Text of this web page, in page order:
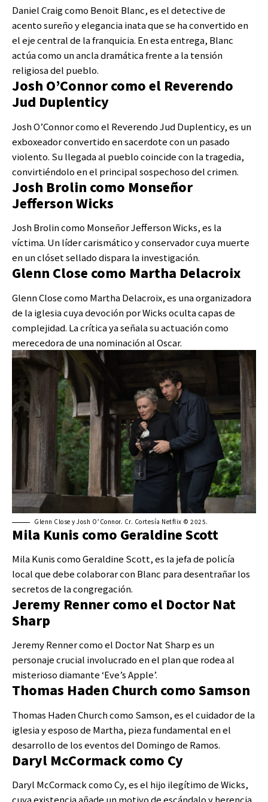
Daniel Craig como Benoit Blanc, es el detective de
acento sureño y elegancia inata que se ha convertido en
el eje central de la franquicia. En esta entrega, Blanc
actúa como un ancla dramática frente a la tensión
religiosa del pueblo.
Josh O’Connor como el Reverendo
Jud Duplenticy
Josh O’Connor como el Reverendo Jud Duplenticy, es un
exboxeador convertido en sacerdote con un pasado
violento. Su llegada al pueblo coincide con la tragedia,
convirtiéndolo en el principal sospechoso del crimen.
Josh Brolin como Monseñor
Jefferson Wicks
Josh Brolin como Monseñor Jefferson Wicks, es la
víctima. Un líder carismático y conservador cuya muerte
en un clóset sellado dispara la investigación.
Glenn Close como Martha Delacroix
Glenn Close como Martha Delacroix, es una organizadora
de la iglesia cuya devoción por Wicks oculta capas de
complejidad. La crítica ya señala su actuación como
merecedora de una nominación al Oscar.
Glenn Close y Josh O’Connor. Cr. Cortesía Netflix © 2025.
Mila Kunis como Geraldine Scott
Mila Kunis como Geraldine Scott, es la jefa de policía
local que debe colaborar con Blanc para desentrañar los
secretos de la congregación.
Jeremy Renner como el Doctor Nat
Sharp
Jeremy Renner como el Doctor Nat Sharp es un
personaje crucial involucrado en el plan que rodea al
misterioso diamante ‘Eve’s Apple’.
Thomas Haden Church como Samson
Thomas Haden Church como Samson, es el cuidador de la
iglesia y esposo de Martha, pieza fundamental en el
desarrollo de los eventos del Domingo de Ramos.
Daryl McCormack como Cy
Daryl McCormack como Cy, es el hijo ilegítimo de Wicks,
cuya existencia añade un motivo de escándalo y herencia